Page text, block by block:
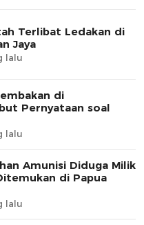
Terlibat Ledakan di
Jaya
lalu
di
Pernyataan soal
lalu
Amunisi Diduga Milik
di Papua
lalu